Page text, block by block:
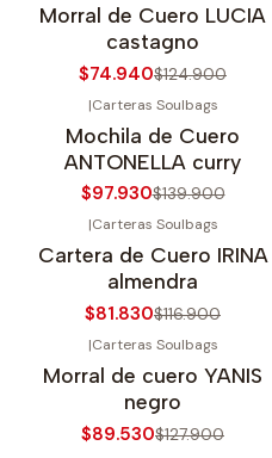
Agotado
Morral de Cuero LUCIA
castagno
$74.940$124.900
|Carteras Soulbags
Mochila de Cuero
ANTONELLA curry
$97.930$139.900
|Carteras Soulbags
Cartera de Cuero IRINA
almendra
$81.830$116.900
|Carteras Soulbags
Morral de cuero YANIS
negro
$89.530$127.900